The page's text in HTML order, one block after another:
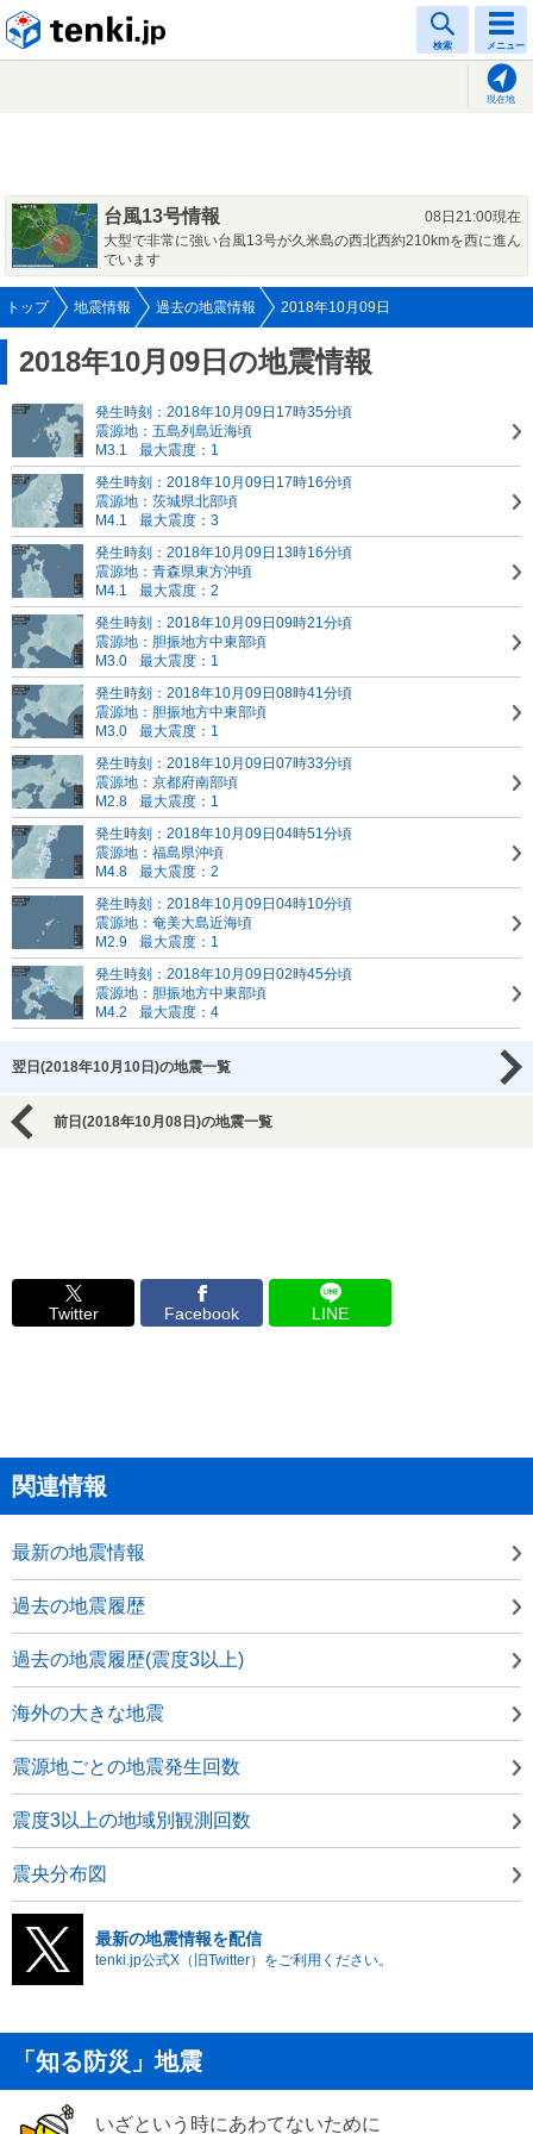
検索 メニュー
現在地
台風13号情報
08日21:00現在
大型で非常に強い台風13号が久米島の西北西約210kmを西に進ん
でいます
トップ 地震情報 過去の地震情報 2018年10月09日
2018年10月09日の地震情報
発生時刻：2018年10月09日17時35分頃
震源地：五島列島近海頃
M3.1
最大震度：1
発生時刻：2018年10月09日17時16分頃
震源地：茨城県北部頃
M4.1
最大震度：3
発生時刻：2018年10月09日13時16分頃
震源地：青森県東方沖頃
M4.1
最大震度：2
発生時刻：2018年10月09日09時21分頃
震源地：胆振地方中東部頃
M3.0
最大震度：1
発生時刻：2018年10月09日08時41分頃
震源地：胆振地方中東部頃
M3.0
最大震度：1
発生時刻：2018年10月09日07時33分頃
震源地：京都府南部頃
M2.8
最大震度：1
発生時刻：2018年10月09日04時51分頃
震源地：福島県沖頃
M4.8
最大震度：2
発生時刻：2018年10月09日04時10分頃
震源地：奄美大島近海頃
M2.9
最大震度：1
発生時刻：2018年10月09日02時45分頃
震源地：胆振地方中東部頃
M4.2
最大震度：4
翌日(2018年10月10日)の地震一覧
前日(2018年10月08日)の地震一覧
Twitter Facebook LINE
関連情報
最新の地震情報
過去の地震履歴
過去の地震履歴(震度3以上)
海外の大きな地震
震源地ごとの地震発生回数
震度3以上の地域別観測回数
震央分布図
最新の地震情報を配信
tenki.jp公式X（旧Twitter）をご利用ください。
「知る防災」地震
いざという時にあわてないために